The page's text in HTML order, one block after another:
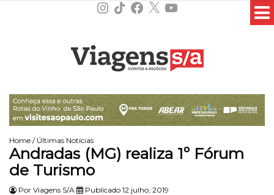
Instagram
TikTokFacebook
X YouTube
Home / Últimas Notícias
Andradas (MG) realiza 1º Fórum
de Turismo
Por Viagens S/A Publicado 12 julho, 2019